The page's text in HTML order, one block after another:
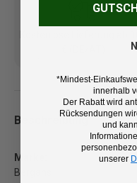
Beschreibung
Marke:
Bergans
*Mindest-
innerhalb
Der Rabatt wird
Rücksendungen
und
unserer